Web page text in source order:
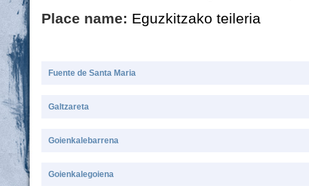
Place name: Eguzkitzako teileria
Fuente de Santa Maria
Galtzareta
Goienkalebarrena
Goienkalegoiena